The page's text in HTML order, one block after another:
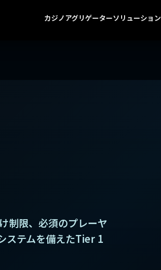
カジノアグリゲーターソリューション
制限、必須のプレーヤ
ステムを備えたTier 1